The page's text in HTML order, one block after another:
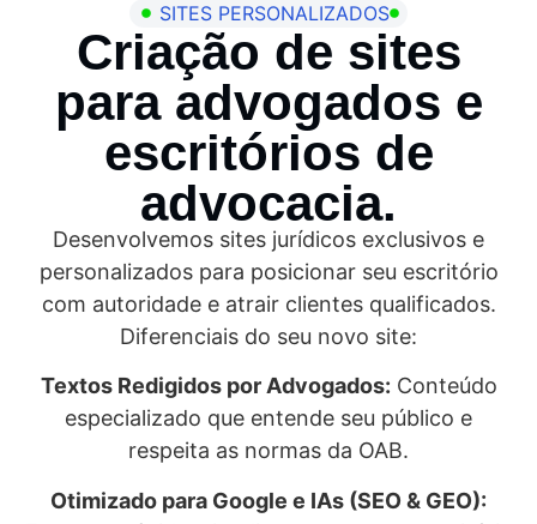
SITES PERSONALIZADOS
Criação de sites
para advogados e
escritórios de
advocacia.
Desenvolvemos sites jurídicos exclusivos e
personalizados para posicionar seu escritório
com autoridade e atrair clientes qualificados.
Diferenciais do seu novo site:
Textos Redigidos por Advogados: Conteúdo
especializado que entende seu público e
respeita as normas da OAB.
Otimizado para Google e IAs (SEO & GEO):